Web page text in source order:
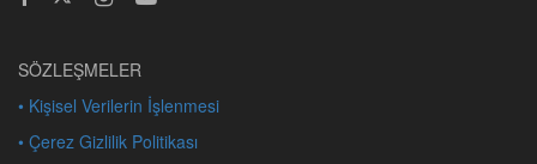
SÖZLEŞMELER
• Kişisel Verilerin İşlenmesi
• Çerez Gizlilik Politikası